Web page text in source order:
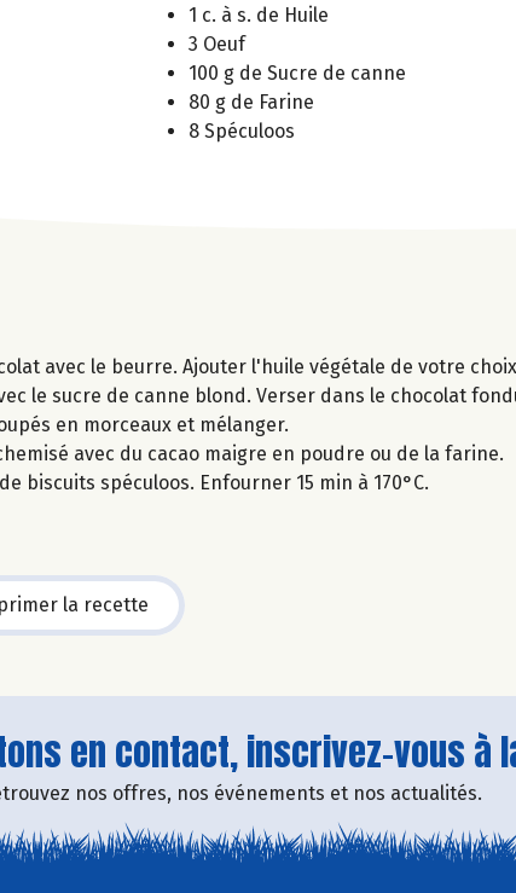
1 c. à s. de Huile
3 Oeuf
100 g de Sucre de canne
80 g de Farine
8 Spéculoos
avec le beurre. Ajouter l'huile végétale de votre
le sucre de canne blond. Verser dans le chocolat
en morceaux et mélanger.
avec du cacao maigre en poudre ou de la farine.
biscuits spéculoos. Enfourner 15 min à 170°C.
la recette
en contact, inscrivez-vous à
nos offres, nos événements et nos actualités.